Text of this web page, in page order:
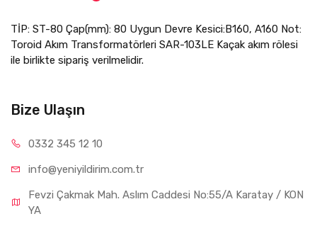
TİP: ST-80 Çap(mm): 80 Uygun Devre Kesici:B160, A160 Not:
Toroid Akım Transformatörleri SAR-103LE Kaçak akım rölesi
ile birlikte sipariş verilmelidir.
Bize Ulaşın
0332 345 12 10
info@yeniyildirim.com.tr
Fevzi Çakmak Mah. Aslım Caddesi No:55/A Karatay / KON
YA